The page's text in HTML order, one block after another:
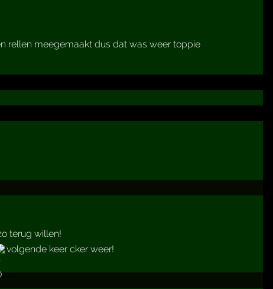
rellen meegemaakt dus dat was weer toppie
terug willen!
volgende keer cker weer!